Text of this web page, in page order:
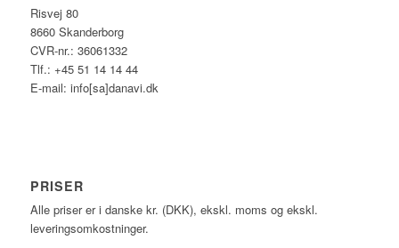
Risvej 80
8660 Skanderborg
CVR-nr.: 36061332
Tlf.: +45 51 14 14 44
E-mail: info[sa]danavi.dk
PRISER
Alle priser er i danske kr. (DKK), ekskl. moms og ekskl.
leveringsomkostninger.